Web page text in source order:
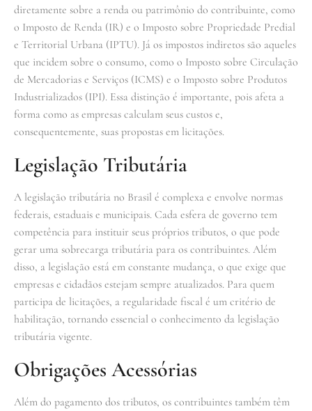
diretamente sobre a renda ou patrimônio do contribuinte, como
o Imposto de Renda (IR) e o Imposto sobre Propriedade Predial
e Territorial Urbana (IPTU). Já os impostos indiretos são aqueles
que incidem sobre o consumo, como o Imposto sobre Circulação
de Mercadorias e Serviços (ICMS) e o Imposto sobre Produtos
Industrializados (IPI). Essa distinção é importante, pois afeta a
forma como as empresas calculam seus custos e,
consequentemente, suas propostas em licitações.
Legislação Tributária
A legislação tributária no Brasil é complexa e envolve normas
federais, estaduais e municipais. Cada esfera de governo tem
competência para instituir seus próprios tributos, o que pode
gerar uma sobrecarga tributária para os contribuintes. Além
disso, a legislação está em constante mudança, o que exige que
empresas e cidadãos estejam sempre atualizados. Para quem
participa de licitações, a regularidade fiscal é um critério de
habilitação, tornando essencial o conhecimento da legislação
tributária vigente.
Obrigações Acessórias
Além do pagamento dos tributos, os contribuintes também têm